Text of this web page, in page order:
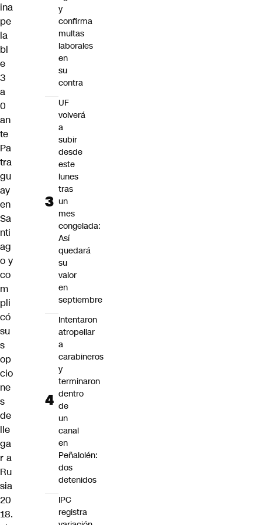
ina
pe
la
bl
e
3
a
0
an
te
Pa
tra
gu
ay
en
Sa
nti
ag
o y
co
m
pli
có
su
s
op
cio
ne
s
de
lle
ga
r a
Ru
sia
20
18.
y
confirma
multas
laborales
en
su
contra
UF
volverá
a
subir
desde
este
lunes
tras
un
mes
congelada:
Así
quedará
su
valor
en
septiembre
Intentaron
atropellar
a
carabineros
y
terminaron
dentro
de
un
canal
en
Peñalolén:
dos
detenidos
IPC
registra